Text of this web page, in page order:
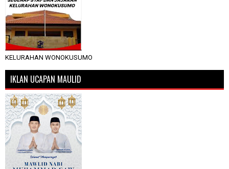
KELURAHAN WONOKUSUMO
IKLAN UCAPAN MAULID